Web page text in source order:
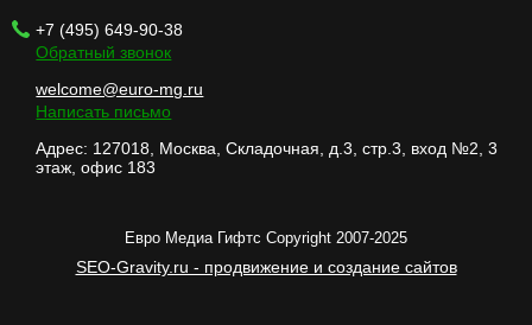
+7 (495) 649-90-38
Обратный звонок
welcome@euro-mg.ru
Написать письмо
Адрес: 127018, Москва, Складочная, д.3, стр.3, вход №2, 3
этаж, офис 183
Евро Медиа Гифтс Copyright 2007-2025
SEO-Gravity.ru - продвижение и создание сайтов